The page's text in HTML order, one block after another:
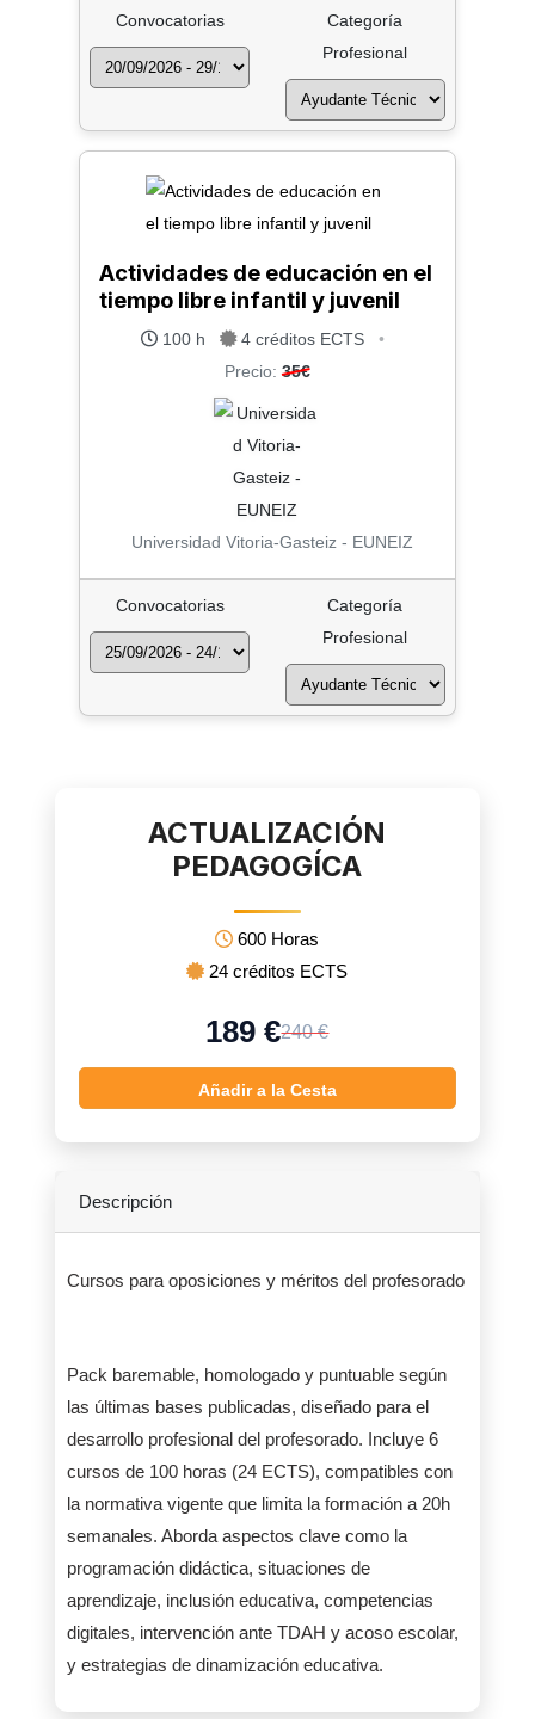
Convocatorias
Categoría
Profesional
Actividades de educación en el
tiempo libre infantil y juvenil
100 h 4 créditos ECTS
•
Precio: 35€
Universidad Vitoria-Gasteiz - EUNEIZ
Convocatorias
Categoría
Profesional
ACTUALIZACIÓN
PEDAGOGÍCA
600 Horas
24 créditos ECTS
189 €240 €
Añadir a la Cesta
Descripción
Cursos para oposiciones y méritos del profesorado
Pack baremable, homologado y puntuable según
las últimas bases publicadas, diseñado para el
desarrollo profesional del profesorado. Incluye 6
cursos de 100 horas (24 ECTS), compatibles con
la normativa vigente que limita la formación a 20h
semanales. Aborda aspectos clave como la
programación didáctica, situaciones de
aprendizaje, inclusión educativa, competencias
digitales, intervención ante TDAH y acoso escolar,
y estrategias de dinamización educativa.